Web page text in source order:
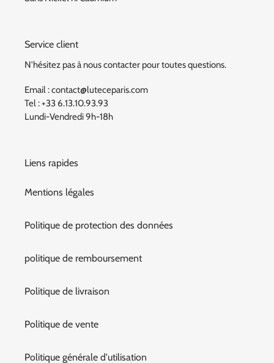
Service client
N'hésitez pas à nous contacter pour toutes questions.
Email : contact@luteceparis.com
Tel : +33 6.13.10.93.93
Lundi-Vendredi 9h-18h
Liens rapides
Mentions légales
Politique de protection des données
politique de remboursement
Politique de livraison
Politique de vente
Politique générale d'utilisation